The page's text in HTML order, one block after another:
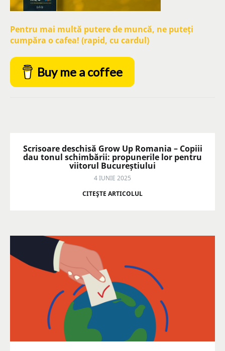
Pentru mai multă putere de muncă, ne puteți
cumpăra o cafea! (rapid, cu cardul)
Buy me a coffee
Scrisoare deschisă Grow Up Romania – Copiii
dau tonul schimbării: propunerile lor pentru
viitorul Bucureștiului
4 IUNIE 2025
CITEŞTE ARTICOLUL